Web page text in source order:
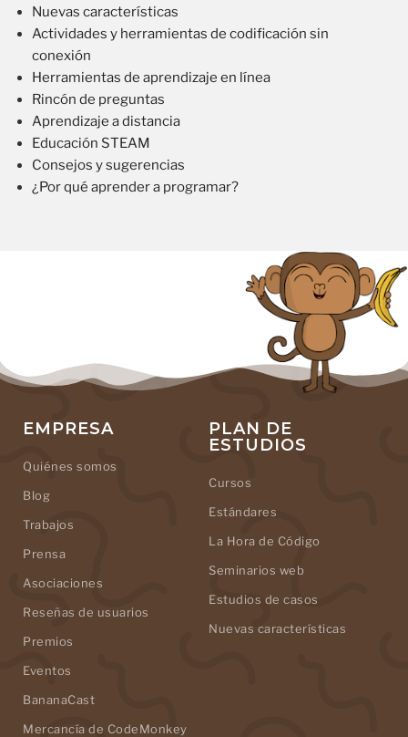
Nuevas características
Actividades y herramientas de codificación sin
conexión
Herramientas de aprendizaje en línea
Rincón de preguntas
Aprendizaje a distancia
Educación STEAM
Consejos y sugerencias
¿Por qué aprender a programar?
EMPRESA
Quiénes somos
Blog
Trabajos
Prensa
Asociaciones
Reseñas de usuarios
Premios
Eventos
BananaCast
Mercancía de CodeMonkey
PLAN DE
ESTUDIOS
Cursos
Estándares
La Hora de Código
Seminarios web
Estudios de casos
Nuevas características